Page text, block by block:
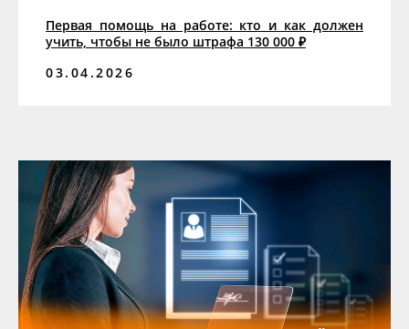
Первая помощь на работе: кто и как должен
учить, чтобы не было штрафа 130 000 ₽
03.04.2026